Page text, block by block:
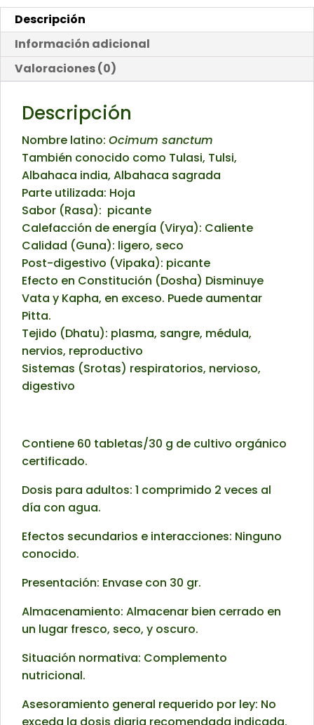
Descripción
Información adicional
Valoraciones (0)
Descripción
Nombre latino: Ocimum sanctum
También conocido como Tulasi, Tulsi,
Albahaca india, Albahaca sagrada
Parte utilizada: Hoja
Sabor (Rasa): picante
Calefacción de energía (Virya): Caliente
Calidad (Guna): ligero, seco
Post-digestivo (Vipaka): picante
Efecto en Constitución (Dosha) Disminuye
Vata y Kapha, en exceso. Puede aumentar
Pitta.
Tejido (Dhatu): plasma, sangre, médula,
nervios, reproductivo
Sistemas (Srotas) respiratorios, nervioso,
digestivo
Contiene 60 tabletas/30 g de cultivo orgánico
certificado.
Dosis para adultos: 1 comprimido 2 veces al
día con agua.
Efectos secundarios e interacciones: Ninguno
conocido.
Presentación: Envase con 30 gr.
Almacenamiento: Almacenar bien cerrado en
un lugar fresco, seco, y oscuro.
Situación normativa: Complemento
nutricional.
Asesoramiento general requerido por ley: No